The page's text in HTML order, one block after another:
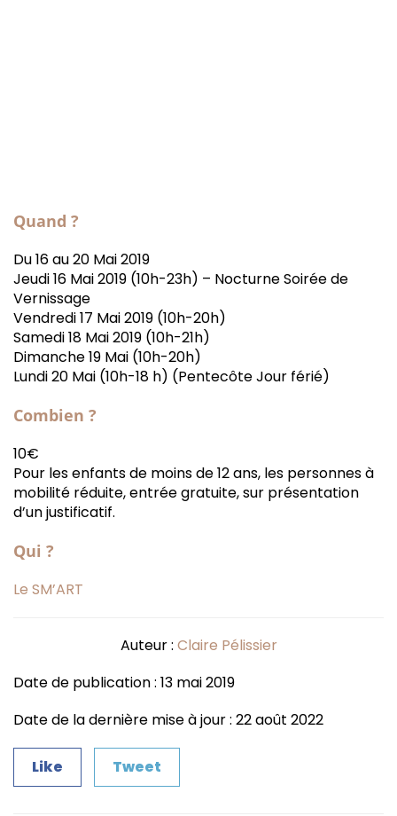
Quand ?
Du 16 au 20 Mai 2019
Jeudi 16 Mai 2019 (10h-23h) – Nocturne Soirée de
Vernissage
Vendredi 17 Mai 2019 (10h-20h)
Samedi 18 Mai 2019 (10h-21h)
Dimanche 19 Mai (10h-20h)
Lundi 20 Mai (10h-18 h) (Pentecôte Jour férié)
Combien ?
10€
Pour les enfants de moins de 12 ans, les personnes à
mobilité réduite, entrée gratuite, sur présentation
d’un justificatif.
Qui ?
Le SM’ART
Auteur : Claire Pélissier
Date de publication : 13 mai 2019
Date de la dernière mise à jour : 22 août 2022
Like Tweet